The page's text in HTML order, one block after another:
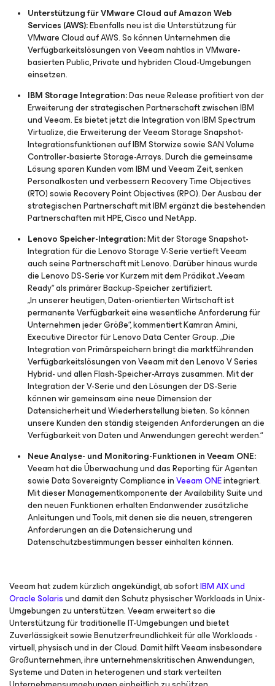
Unterstützung für VMware Cloud auf Amazon Web
Services (AWS):Ebenfalls neu ist die Unterstützung für
VMware Cloud auf AWS. So können Unternehmen die
Verfügbarkeitslösungen von Veeam nahtlos in VMware-
basierten Public, Private und hybriden Cloud-Umgebungen
einsetzen.
IBM Storage Integration:Das neue Release profitiert von der
Erweiterung der strategischen Partnerschaft zwischen IBM
und Veeam. Es bietet jetzt die Integration von IBM Spectrum
Virtualize, die Erweiterung der Veeam Storage Snapshot-
Integrationsfunktionen auf IBM Storwize sowie SAN Volume
Controller-basierte Storage-Arrays. Durch die gemeinsame
Lösung sparen Kunden vom IBM und Veeam Zeit, senken
Personalkosten und verbessern Recovery Time Objectives
(RTO) sowie Recovery Point Objectives (RPO). Der Ausbau der
strategischen Partnerschaft mit IBM ergänzt die bestehenden
Partnerschaften mit HPE, Cisco und NetApp.
Lenovo Speicher-Integration:Mit der Storage Snapshot-
Integration für die Lenovo Storage V-Serie vertieft Veeam
auch seine Partnerschaft mit Lenovo. Darüber hinaus wurde
die Lenovo DS-Serie vor Kurzem mit dem Prädikat „Veeam
Ready“ als primärer Backup-Speicher zertifiziert.
„In unserer heutigen, Daten-orientierten Wirtschaft ist
permanente Verfügbarkeit eine wesentliche Anforderung für
Unternehmen jeder Größe“, kommentiert Kamran Amini,
Executive Director für Lenovo Data Center Group. „Die
Integration von Primärspeichern bringt die marktführenden
Verfügbarkeitslösungen von Veeam mit den Lenovo V Series
Hybrid- und allen Flash-Speicher-Arrays zusammen. Mit der
Integration der V-Serie und den Lösungen der DS-Serie
können wir gemeinsam eine neue Dimension der
Datensicherheit und Wiederherstellung bieten. So können
unsere Kunden den ständig steigenden Anforderungen an die
Verfügbarkeit von Daten und Anwendungen gerecht werden.“
Neue Analyse- und Monitoring-Funktionen in Veeam ONE:
Veeam hat die Überwachung und das Reporting für Agenten
sowie Data Sovereignty Compliance inVeeam ONEintegriert.
Mit dieser Managementkomponente der Availability Suite und
den neuen Funktionen erhalten Endanwender zusätzliche
Anleitungen und Tools, mit denen sie die neuen, strengeren
Anforderungen an die Datensicherung und
Datenschutzbestimmungen besser einhalten können.
Veeam hat zudem kürzlich angekündigt, ab sofortIBM AIX und
Oracle Solarisund damit den Schutz physischer Workloads in Unix-
Umgebungen zu unterstützen. Veeam erweitert so die
Unterstützung für traditionelle IT-Umgebungen und bietet
Zuverlässigkeit sowie Benutzerfreundlichkeit für alle Workloads -
virtuell, physisch und in der Cloud. Damit hilft Veeam insbesondere
Großunternehmen, ihre unternehmenskritischen Anwendungen,
Systeme und Daten in heterogenen und stark verteilten